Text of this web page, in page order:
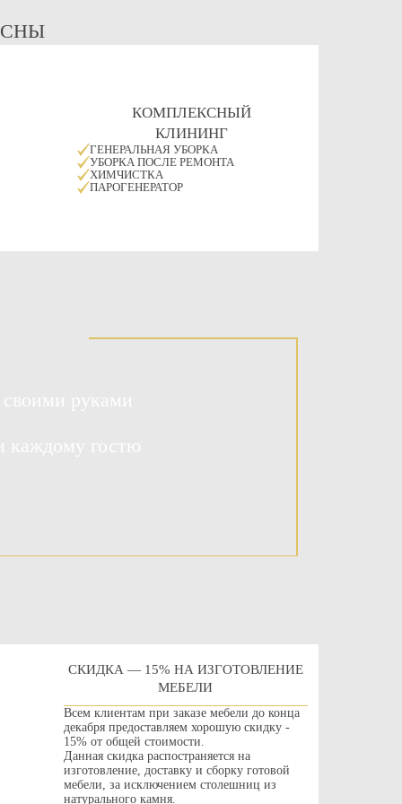
КОМПЛЕКСНЫЙ
КЛИНИНГ
ГЕНЕРАЛЬНАЯ УБОРКА
УБОРКА ПОСЛЕ РЕМОНТА
ХИМЧИСТКА
ПАРОГЕНЕРАТОР
СКИДКА — 15% НА ИЗГОТОВЛЕНИЕ
МЕБЕЛИ
Всем клиентам при заказе мебели до конца
декабря предоставляем хорошую скидку -
15% от общей стоимости.
Данная скидка распостраняется на
изготовление, доставку и сборку готовой
мебели, за исключением столешниц из
натурального камня.